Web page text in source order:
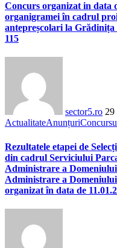
Concurs organizat in data
organigramei în cadrul
antepreșcolari la Grădinița
115
sector5.ro 29
ActualitateAnunțuri
Rezultatele etapei de
din cadrul Serviciului
Administrare a
Administrare a
organizat în data de